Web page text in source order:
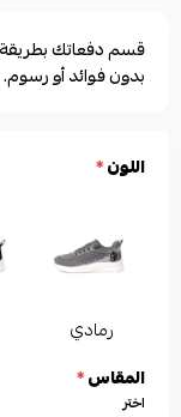
بدون فوائد أو
اللون*
رمادي
المقاس*
اختر